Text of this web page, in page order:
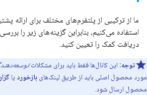
ما از ترکیبی از پلتفرم‌های مختلف برای ارائه
استفاده می‌کنیم، بنابراین گزینه‌های زیر را
دریافت کمک را تعیین کنید.
توجه: این کانال‌ها فقط باید برای مشکلات
مورد محصول اصلی باید از طریق لینک‌های بازخورد یا
محصول ارسال شود.